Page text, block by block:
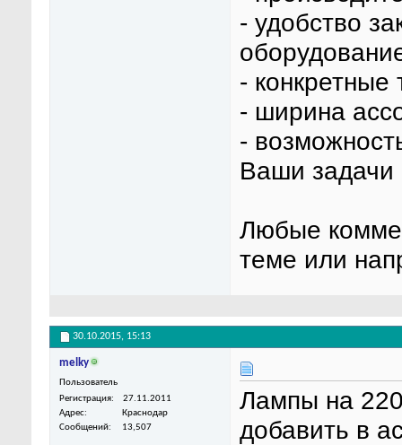
- удобство
- конкретные
- ширина
-
Ваши задачи
Любые
теме или
30.10.2015, 15:13
melky
Пользователь
Регистрация
27.11.2011
Адрес
Краснодар
Сообщений
13,507
Лампы на
добавить в